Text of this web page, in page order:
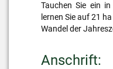
Tauchen Sie ein
lernen Sie auf 21
Wandel der
Anschrift: